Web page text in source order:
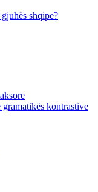
shqipe?
kontrastive